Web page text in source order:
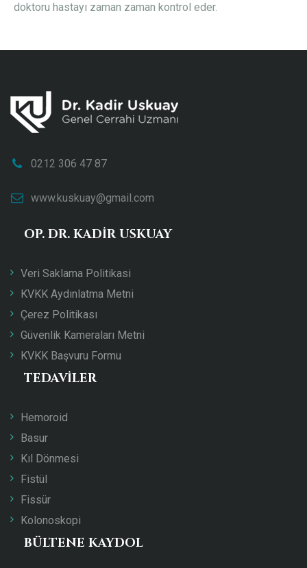
doktoru hastayı zaman zaman kontrol eder.
0212 306 47 87
www.kuskuay@gmail.com
OP. DR. KADIR USKUAY
Veri Saklama Politikasi
KVKK Aydınlatma Metni
Çerez Politikası
Güvenlik Kameraları Metni
KVKK Başvuru Formu
TEDAVILER
Hemoroid
Basur
Kıl Dönmesi
Fistül
Fissür
Kolonoskopi
BÜLTENE KAYDOL